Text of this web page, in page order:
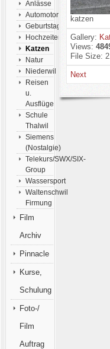
Anlässe
Automotorsport
Geburtstage
Hochzeiten
Katzen
Natur
Niederwil
Reisen
u.
Ausflüge
Schule
Thalwil
Siemens
(Nostalgie)
Telekurs/SWX/SIX-
Group
Wassersport
Waltenschwil
Firmung
Film
Archiv
Pinnacle
Kurse,
Schulung
Foto-/
Film
Auftrag
katzen
Gallery:
Views:
File Size:
Next